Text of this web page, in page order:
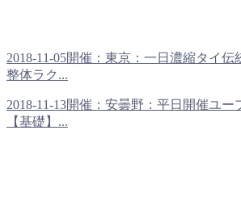
2018-11-05開催：東京：一日濃縮タイ
整体ラク...
2018-11-13開催：安曇野：平日開催ユ
【基礎】...